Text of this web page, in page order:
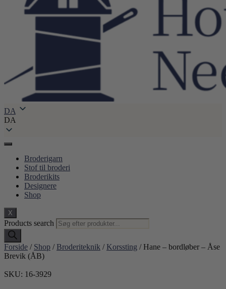
DA
DA
Broderigarn
Stof til broderi
Broderikits
Designere
Shop
X
Products search
Forside / Shop / Broderiteknik / Korssting / Hane – bordløber – Åse
Brevik (ÅB)
SKU: 16-3929